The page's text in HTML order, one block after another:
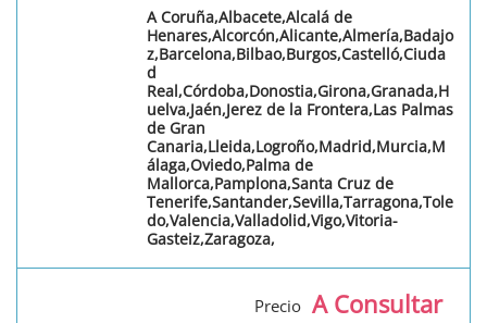
A Coruña,Albacete,Alcalá de
Henares,Alcorcón,Alicante,Almería,Badajo
z,Barcelona,Bilbao,Burgos,Castelló,Ciuda
d
Real,Córdoba,Donostia,Girona,Granada,H
uelva,Jaén,Jerez de la Frontera,Las Palmas
de Gran
Canaria,Lleida,Logroño,Madrid,Murcia,M
álaga,Oviedo,Palma de
Mallorca,Pamplona,Santa Cruz de
Tenerife,Santander,Sevilla,Tarragona,Tole
do,Valencia,Valladolid,Vigo,Vitoria-
Gasteiz,Zaragoza,
Precio A Consultar